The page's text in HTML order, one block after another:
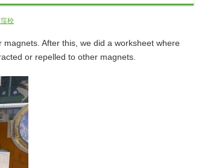
校
After this, we did a worksheet where
or repelled to other magnets.